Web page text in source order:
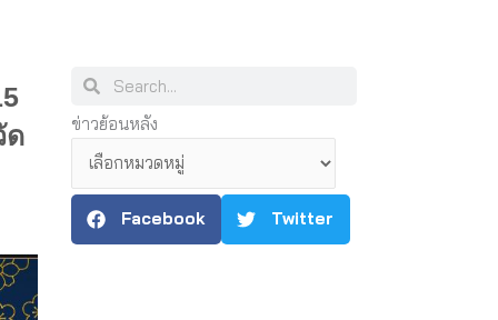
ด
SearchSearch
ข่าวย้อนหลัง
ข่าว
ย้อน
หลัง
Facebook
Twitter